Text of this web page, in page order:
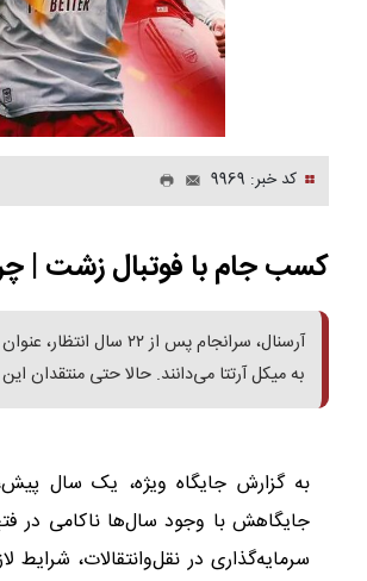
کد خبر: 9969
کسب جام با فوتبال زشت | چرا
آرسنال، سرانجام پس
به میکل آرتتا می‌دانند. حالا حتی منتقدان
به گزارش جایگاه ویژه، یک سال
جایگاهش با وجود سال‌ها ناکامی در
سرمایه‌گذاری در نقل‌وانتقالات،